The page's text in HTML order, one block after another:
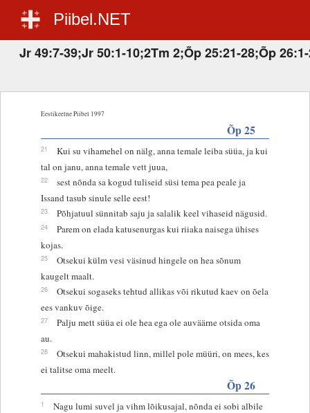
Piibel.NET
Jr 49:7-39;Jr 50:1-10;2Tm 2;Õp 25:21-28;Õp
Eestikeelne Piibel 1997
Õp 25
21
Kui su vihamehel on nälg, anna temale leiba süüa, ja kui
tal on janu, anna temale vett juua,
22
sest nõnda sa kogud tuliseid süsi tema pea peale ja
Issand tasub sinule selle eest!
23 Põhjatuul sünnitab saju ja salalik keel vihaseid nägusid.
24
Parem on elada katusenurgas kui riiaka naisega ühises
kojas.
25
Otsekui külm vesi väsinud hingele on hea sõnum
kaugelt maalt.
26
Otsekui sogaseks tehtud allikas või rikutud kaev on õela
ees vankuv õige.
27
Palju mett süüa ei ole hea ega ole auväärne otsida oma
au.
28
Otsekui mahakistud linn, millel pole müüri, on mees, kes
ei talitse oma meelt.
Õp 26
1
Nagu lumi suvel ja vihm lõikusajal, nõnda ei sobi albile